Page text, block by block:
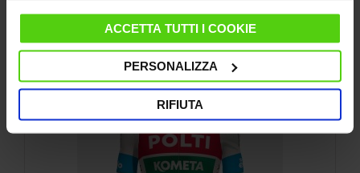
ACCETTA TUTTI I COOKIE
PERSONALIZZA
RIFIUTA
SPEDIZIONE GRATUITA